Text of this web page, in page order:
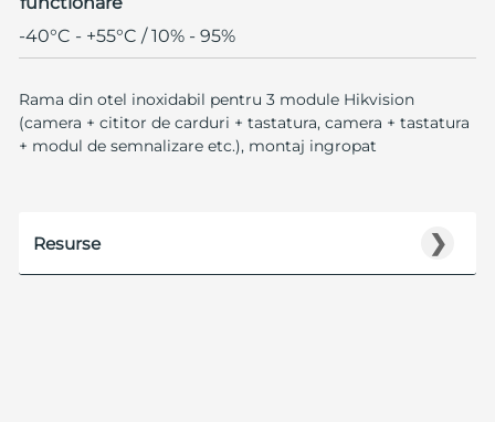
-40°C - +55°C / 10% - 95%
Rama din otel inoxidabil pentru 3 module Hikvision
(camera + cititor de carduri + tastatura, camera + tastatura
+ modul de semnalizare etc.), montaj ingropat
❯
Resurse